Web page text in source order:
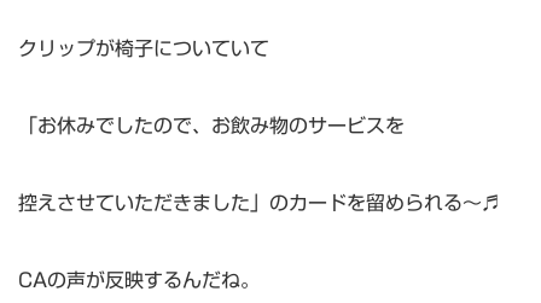
クリップが椅子についていて
「お休みでしたので、お飲み物のサービスを
控えさせていただきました」のカードを留められる～♬
CAの声が反映するんだね。